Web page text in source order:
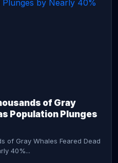
of Gray
Population Plunges
of Gray Whales Feared Dead
40%...